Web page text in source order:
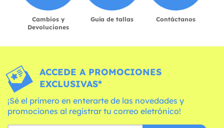
Cambios y
Devoluciones
Guía de tallas Contáctanos
ACCEDE A PROMOCIONES
EXCLUSIVAS*
¡Sé el primero en enterarte de las novedades y
promociones al registrar tu correo eletrónico!